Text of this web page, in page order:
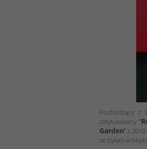
Pochodzący z
zatytułowany
Garden’z
że byłam w